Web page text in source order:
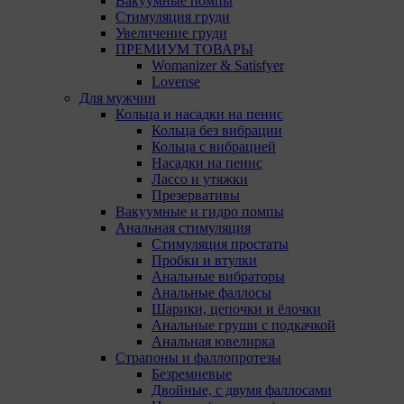
Стимуляция груди
Увеличение груди
ПРЕМИУМ ТОВАРЫ
Womanizer & Satisfyer
Lovense
Для мужчин
Кольца и насадки на пенис
Кольца без вибрации
Кольца с вибрацией
Насадки на пенис
Лассо и утяжки
Презервативы
Вакуумные и гидро помпы
Анальная стимуляция
Стимуляция простаты
Пробки и втулки
Анальные вибраторы
Анальные фаллосы
Шарики, цепочки и ёлочки
Анальные груши с подкачкой
Анальная ювелирка
Страпоны и фаллопротезы
Безремневые
Двойные, с двумя фаллосами
Технические/Функциональные, хранятся не более
Необходимые для функционирования веб-
аналитических платформ «Google Analytics»,
«Яндекс.Метрика» (статистические), установлены на
сервере Общества и не передаются третьим лицам,
часть из которых хранятся во время пользования
Остальные - не более года.
13. Пользователи могут принять или отклонить все
обрабатываемые на сайте файлы cookie. При этом
корректная работа сайта возможна только в случае
использования необходимых файлов cookie. В случае
их отключения может потребоваться совершать
повторный выбор предпочтений куки, языковой
версии сайта, а также могут некорректно
отображаться некоторые версии страниц.
Отключение аналитических файлов cookie не
позволяет определять предпочтения пользователей
сайта, в том числе наиболее и наименее популярные
страницы и принимать меры по совершенствованию